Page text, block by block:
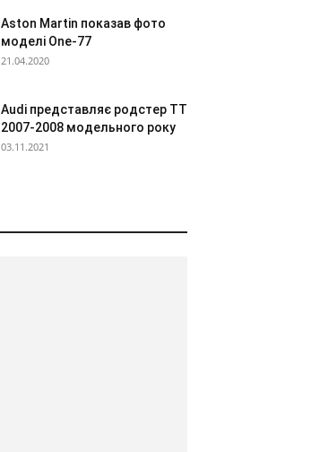
Aston Martin показав фото
моделі One-77
21.04.2020
Audi представляє родстер ТТ
2007-2008 модельного року
03.11.2021